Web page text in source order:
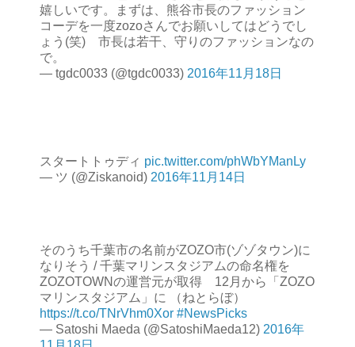
嬉しいです。まずは、熊谷市長のファッション
コーデを一度zozoさんでお願いしてはどうでし
ょう(笑) 市長は若干、守りのファッションなの
で。
— tgdc0033 (@tgdc0033) 2016年11月18日
スタートトゥディ pic.twitter.com/phWbYManLy
— ツ (@Ziskanoid) 2016年11月14日
そのうち千葉市の名前がZOZO市(ゾゾタウン)に
なりそう / 千葉マリンスタジアムの命名権を
ZOZOTOWNの運営元が取得 12月から「ZOZO
マリンスタジアム」に （ねとらぼ）
https://t.co/TNrVhm0Xor #NewsPicks
— Satoshi Maeda (@SatoshiMaeda12) 2016年